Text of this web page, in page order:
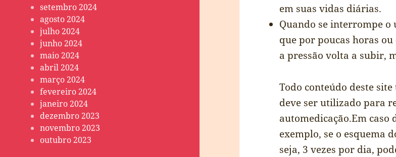
setembro 2024
agosto 2024
julho 2024
junho 2024
maio 2024
abril 2024
março 2024
fevereiro 2024
janeiro 2024
dezembro 2023
novembro 2023
outubro 2023
em suas vidas diárias.
Quando se interrompe o
que por poucas horas
a pressão volta a subir,
Todo conteúdo deste
deve ser utilizado para
automedicação.Em caso
exemplo, se o esquema
seja, 3 vezes por dia,